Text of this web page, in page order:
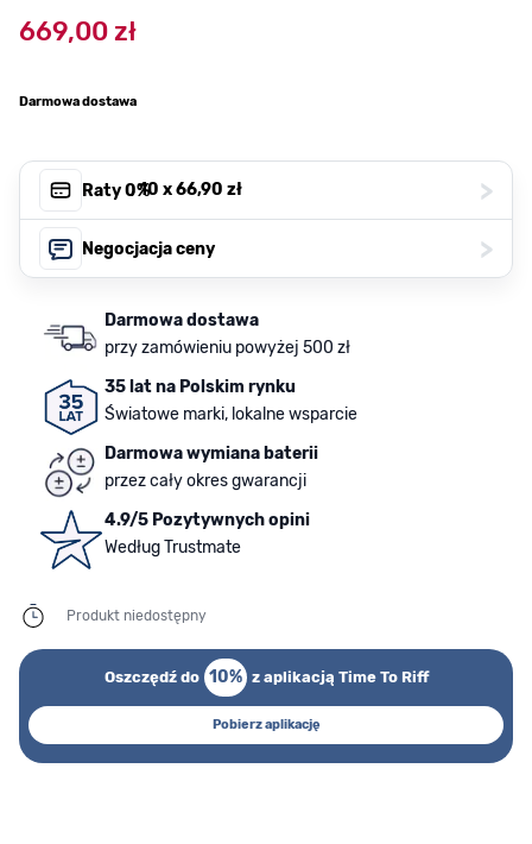
669,00 zł
Darmowa dostawa
Raty 0%, 10 x66,90 zł >
Negocjacja ceny >
Darmowa dostawa
przy zamówieniu powyżej 500 zł
35 lat na Polskim rynku
Światowe marki, lokalne wsparcie
Darmowa wymiana baterii
przez cały okres gwarancji
4.9/5 Pozytywnych opini
Według Trustmate
Produkt niedostępny
Oszczędź do 10% z aplikacją Time To Riff
Pobierz aplikację